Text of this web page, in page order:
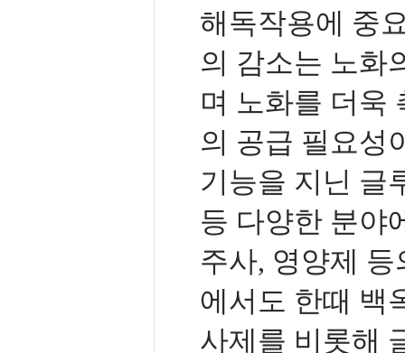
해독작용에 중
의 감소는 노화
며 노화를 더욱
의 공급 필요성
기능을 지닌 글
등 다양한 분야
주사, 영양제
에서도 한때 백
사제를 비롯해